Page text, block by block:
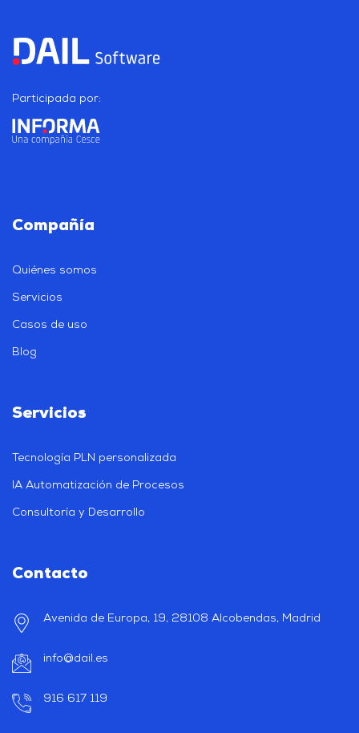
Participada por:
Compañía
Quiénes somos
Servicios
Casos de uso
Blog
Servicios
Tecnología PLN personalizada
IA Automatización de Procesos
Consultoría y Desarrollo
Contacto
Avenida de Europa, 19, 28108 Alcobendas, Madrid
info@dail.es
916 617 119